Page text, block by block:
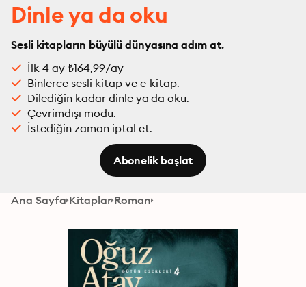
Dinle ya da oku
Sesli kitapların büyülü dünyasına adım at.
İlk 4 ay ₺164,99/ay
Binlerce sesli kitap ve e-kitap.
Dilediğin kadar dinle ya da oku.
Çevrimdışı modu.
İstediğin zaman iptal et.
Abonelik başlat
Ana Sayfa Kitaplar Roman